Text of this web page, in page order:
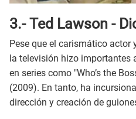
3.- Ted Lawson -
Pese que el carismático actor
la televisión hizo
en series como "Who’s the
(2009). En tanto, ha
dirección y creación de